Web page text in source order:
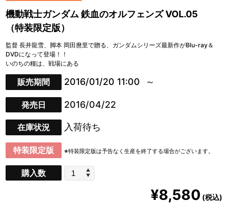
機動戦士ガンダム 鉄血のオルフェンズ VOL.05
（特装限定版）
監督 長井龍雪、脚本 岡田麿里で贈る、ガンダムシリーズ最新作がBlu-ray＆
DVDになって登場！！
いのちの糧は、戦場にある
販売期間 2016/01/20 11:00
発売日 2016/04/22
在庫状況 入荷待ち
特装限定版 ※特装限定版は予告なく生産を終了する場合がございます。
購入数
¥8,580 (税込)